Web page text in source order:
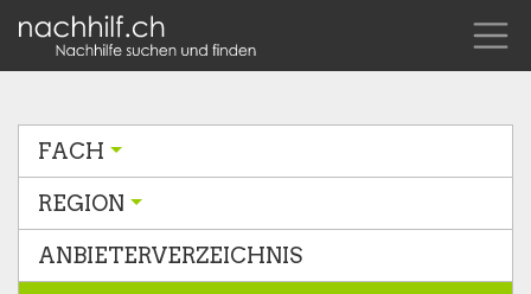
FACH
REGION
ANBIETERVERZEICHNIS